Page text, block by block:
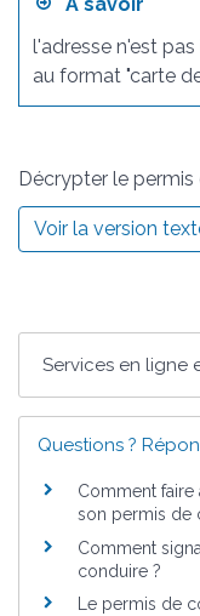
l'adresse n'est
au format "carte
Décrypter le permis
Voir la version
Services en ligne
Questions ?
Comment
son permis de
Comment
conduire ?
Le permis de